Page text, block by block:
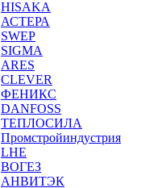
HISAKA
АСТЕРА
SWEP
SIGMA
ARES
CLEVER
ФЕНИКС
DANFOSS
ТЕПЛОСИЛА
Промстройиндустрия
LHE
ВОГЕЗ
АНВИТЭК